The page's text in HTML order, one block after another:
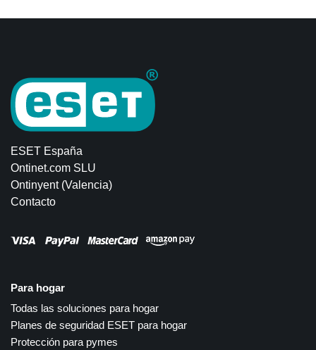
ESET España
Ontinet.com SLU
Ontinyent (Valencia)
Contacto
Para hogar
Todas las soluciones para hogar
Planes de seguridad ESET para hogar
Protección para pymes